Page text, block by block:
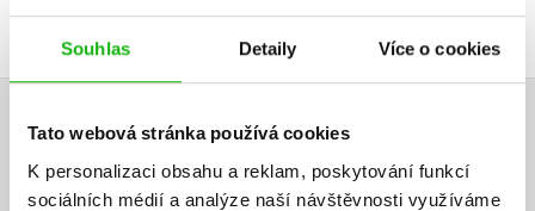
Souhlas Detaily Více o cookies
Tato webová stránka používá cookies
K personalizaci obsahu a reklam, poskytování funkcí
sociálních médií a analýze naší návštěvnosti využíváme
HODNOCENÍ ČTENÁŘŮ
V současné době nejsou vytvořena žádná uživatelská hodnocení.